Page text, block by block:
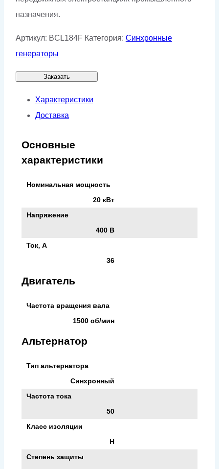
назначения.
Артикул: BCL184F Категория: Синхронные
генераторы
Заказать
Характеристики
Доставка
Основные
характеристики
Номинальная мощность
20 кВт
Напряжение
400 В
Ток, А
36
Двигатель
Частота вращения вала
1500 об/мин
Альтернатор
Тип альтернатора
Синхронный
Частота тока
50
Класс изоляции
H
Степень защиты